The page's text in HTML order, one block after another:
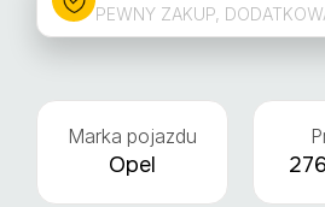
PEWNY ZAKUP,
Marka pojazdu
Opel